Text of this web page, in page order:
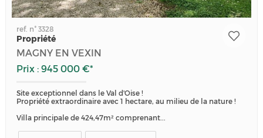
ref. n° 3328
Propriété
MAGNY EN VEXIN
Prix : 945 000 €*
Site exceptionnel dans le Val d'Oise !
Propriété extraordinaire avec 1 hectare, au milieu de la nature !
Villa principale de 424,47m² comprenant...